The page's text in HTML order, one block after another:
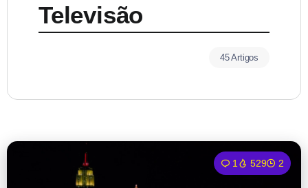
Televisão
45 Artigos
1 529 2